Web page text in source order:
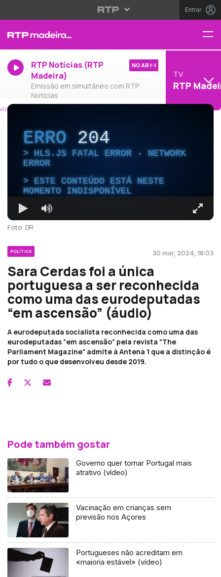
Entrar
RTP Notícias (RTP
Madeira)
Emissão em simultâneo com RTP
Notícias
NO AR
TV
RTP
ERRO204
HLS.JS FATAL ERROR - NETWORK
ERROR
ESTE CONTEÚDO ESTÁ NESTE
MOMENTO INDISPONÍVEL
Foto: DR
POLÍTICA 30 mar, 2024, 18:03
Sara Cerdas foi a única
portuguesa a ser reconhecida
como uma das eurodeputadas
“em ascensão” (áudio)
A eurodeputada socialista reconhecida como uma das
eurodeputadas “em ascensão” pela revista "The
Parliament Magazine" admite à Antena 1 que a distinção é
por tudo o que desenvolveu desde 2019.
Pode também gostar
Governo quer tornar Portugal mais
atrativo (vídeo)
Vacinação em crianças sem
previsão nos Açores
Portugueses não acreditam em
«maioria estável» (vídeo)